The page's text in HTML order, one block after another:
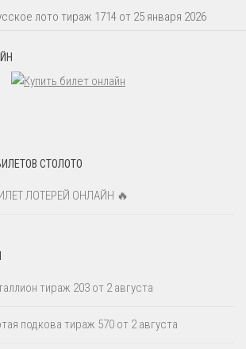
лото тираж 1714 от 25 января 2026
СТОЛОТО
ЛОТЕРЕЙ ОНЛАЙН 🔥
тираж 203 от 2 августа
подкова тираж 570 от 2 августа